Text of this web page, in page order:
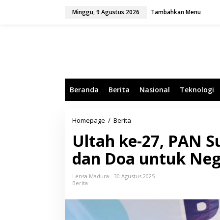
Minggu, 9 Agustus 2026 Tambahkan Menu
Beranda Berita Nasional Teknologi
Homepage / Berita
t
a
h
k
e
7
Ultah ke-27, PAN
dan Doa untuk
Lensa Madura
30 Agustus 2025
Berita